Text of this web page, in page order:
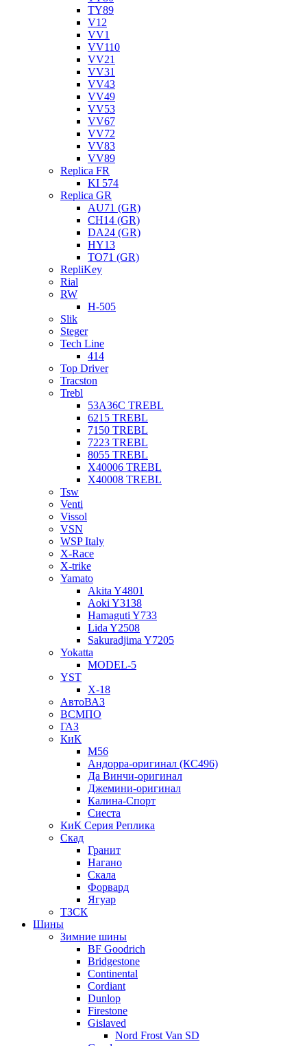
TY89
V12
VV1
VV110
VV21
VV31
VV43
VV49
VV53
VV67
VV72
VV83
VV89
Replica FR
KI 574
Replica GR
AU71 (GR)
CH14 (GR)
DA24 (GR)
HY13
TO71 (GR)
RepliKey
Rial
RW
H-505
Slik
Steger
Tech Line
414
Top Driver
Tracston
Trebl
53A36C TREBL
6215 TREBL
7150 TREBL
7223 TREBL
8055 TREBL
X40006 TREBL
X40008 TREBL
Tsw
Venti
Vissol
VSN
WSP Italy
X-Race
X-trike
Yamato
Akita Y4801
Aoki Y3138
Hamaguti Y733
Lida Y2508
Sakuradjima Y7205
Yokatta
MODEL-5
YST
X-18
АвтоВАЗ
ВСМПО
ГАЗ
КиК
M56
Андорра-оригинал (КС496)
Да Винчи-оригинал
Джемини-оригинал
Калина-Спорт
Сиеста
КиК Серия Реплика
Скад
Гранит
Нагано
Скала
Форвард
Ягуар
ТЗСК
Шины
Зимние шины
BF Goodrich
Bridgestone
Continental
Cordiant
Dunlop
Firestone
Gislaved
Nord Frost Van SD